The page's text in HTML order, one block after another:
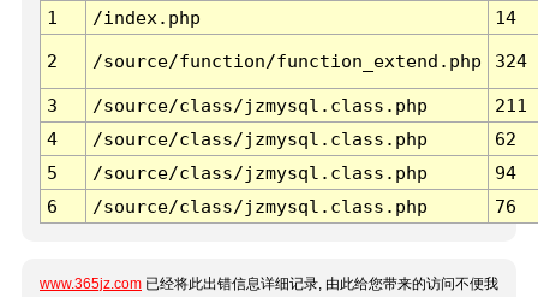
1
/index.php 14
2 /source/function/function_extend.php 324
3 /source/class/jzmysql.class.php
211
4
/source/class/jzmysql.class.php
62
5
/source/class/jzmysql.class.php
94
6
/source/class/jzmysql.class.php 76
www.365jz.com 已经将此出错信息详细记录, 由此给您带来的访问不便我